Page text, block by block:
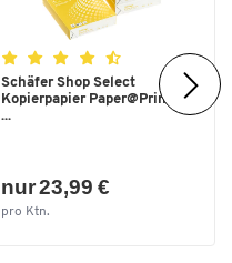
Schäfer Shop Select
Kopierpapier Paper@Print, DIN
...
nur 23,99 €
pro Ktn.